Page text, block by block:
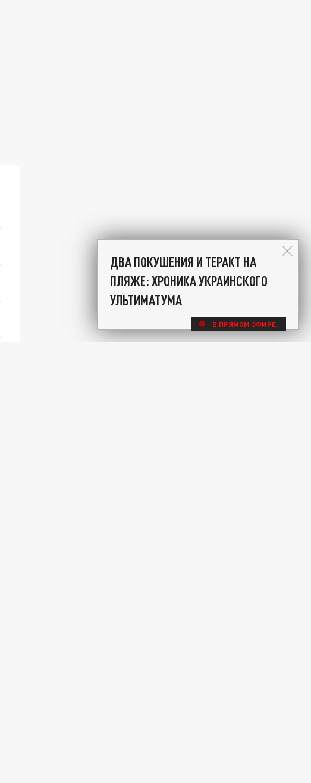
ДВА ПОКУШЕНИЯ И ТЕРАКТ НА
ПЛЯЖЕ: ХРОНИКА УКРАИНСКОГО
УЛЬТИМАТУМА
В ПРЯМОМ ЭФИРЕ: